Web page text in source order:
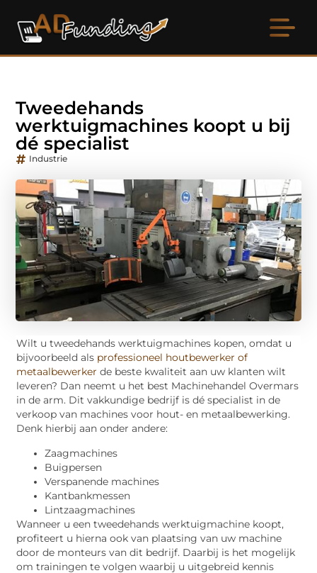
Tweedehands
werktuigmachines koopt u bij
dé specialist
Industrie
Wilt u tweedehands werktuigmachines kopen, omdat u
bijvoorbeeld als professioneel houtbewerker of
metaalbewerker de beste kwaliteit aan uw klanten wilt
leveren? Dan neemt u het best Machinehandel Overmars
in de arm. Dit vakkundige bedrijf is dé specialist in de
verkoop van machines voor hout- en metaalbewerking.
Denk hierbij aan onder andere:
Zaagmachines
Buigpersen
Verspanende machines
Kantbankmessen
Lintzaagmachines
Wanneer u een tweedehands werktuigmachine koopt,
profiteert u hierna ook van plaatsing van uw machine
door de monteurs van dit bedrijf. Daarbij is het mogelijk
om trainingen te volgen waarbij u uitgebreid kennis